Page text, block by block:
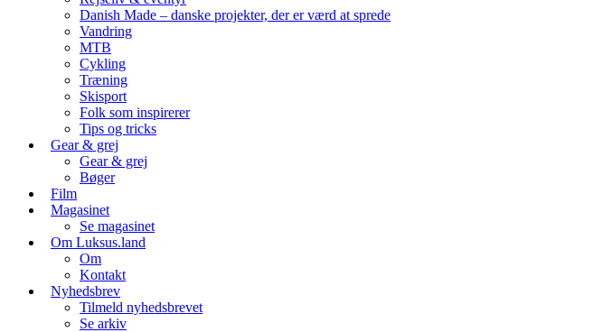
Danish Made – danske projekter, der er værd at sprede
Vandring
MTB
Cykling
Træning
Skisport
Folk som inspirerer
Tips og tricks
Gear & grej
Gear & grej
Bøger
Film
Magasinet
Se magasinet
Om Luksus.land
Om
Kontakt
Nyhedsbrev
Tilmeld nyhedsbrevet
Se arkiv